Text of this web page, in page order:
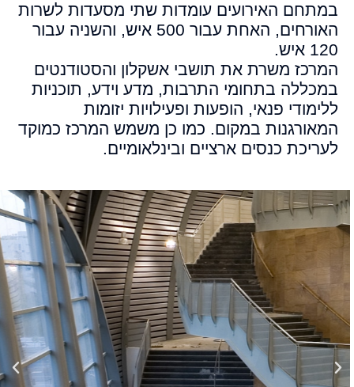
במתחם האירועים עומדות שתי מסעדות לשרות
האורחים, האחת עבור 500 איש, והשניה עבור
120 איש.
המרכז משרת את תושבי אשקלון והסטודנטים
במכללה בתחומי התרבות, מדע וידע, תוכניות
ללימודי פנאי, הופעות ופעילויות יזומות
המאורגנות במקום. כמו כן משמש המרכז כמוקד
לעריכת כנסים ארציים ובינלאומיים.